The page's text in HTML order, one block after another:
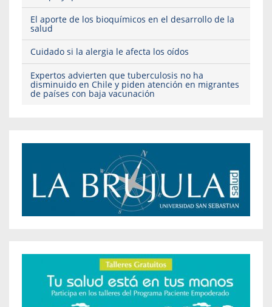
El aporte de los bioquímicos en el desarrollo de la
salud
Cuidado si la alergia le afecta los oídos
Expertos advierten que tuberculosis no ha
disminuido en Chile y piden atención en migrantes
de países con baja vacunación